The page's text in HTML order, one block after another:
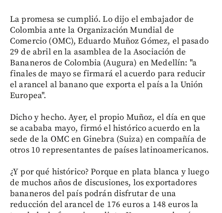
La promesa se cumplió. Lo dijo el embajador de
Colombia ante la Organización Mundial de
Comercio (OMC), Eduardo Muñoz Gómez, el pasado
29 de abril en la asamblea de la Asociación de
Bananeros de Colombia (Augura) en Medellín: "a
finales de mayo se firmará el acuerdo para reducir
el arancel al banano que exporta el país a la Unión
Europea".
Dicho y hecho. Ayer, el propio Muñoz, el día en que
se acababa mayo, firmó el histórico acuerdo en la
sede de la OMC en Ginebra (Suiza) en compañía de
otros 10 representantes de países latinoamericanos.
¿Y por qué histórico? Porque en plata blanca y luego
de muchos años de discusiones, los exportadores
bananeros del país podrán disfrutar de una
reducción del arancel de 176 euros a 148 euros la